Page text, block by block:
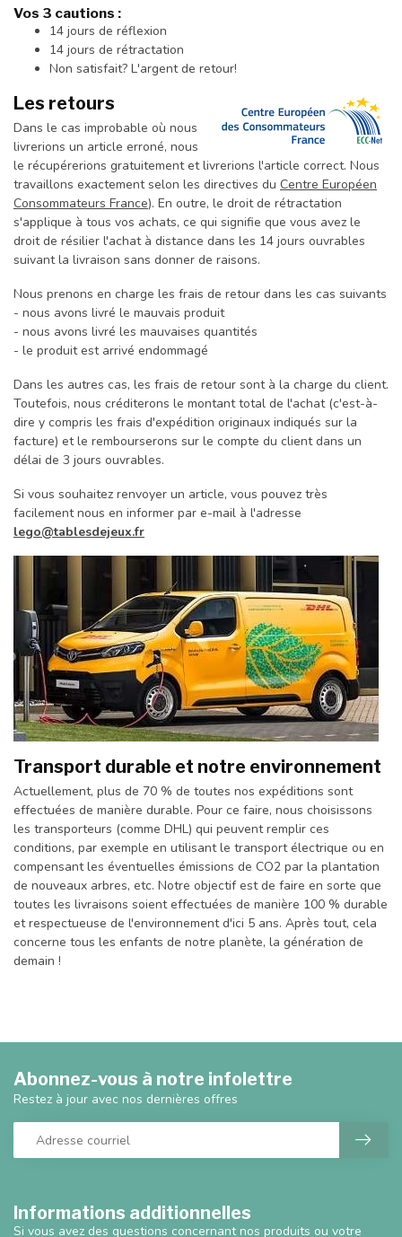
Vos 3 cautions :
14 jours de réflexion
14 jours de rétractation
Non satisfait? L'argent de retour!
Les retours
Dans le cas improbable où nous
livrerions un article erroné, nous
le récupérerions gratuitement et livrerions l'article correct. Nous
travaillons exactement selon les directives du Centre Européen
Consommateurs France). En outre, le droit de rétractation
s'applique à tous vos achats, ce qui signifie que vous avez le
droit de résilier l'achat à distance dans les 14 jours ouvrables
suivant la livraison sans donner de raisons.
Nous prenons en charge les frais de retour dans les cas suivants
- nous avons livré le mauvais produit
- nous avons livré les mauvaises quantités
- le produit est arrivé endommagé
Dans les autres cas, les frais de retour sont à la charge du client.
Toutefois, nous créditerons le montant total de l'achat (c'est-à-
dire y compris les frais d'expédition originaux indiqués sur la
facture) et le rembourserons sur le compte du client dans un
délai de 3 jours ouvrables.
Si vous souhaitez renvoyer un article, vous pouvez très
facilement nous en informer par e-mail à l'adresse
lego@tablesdejeux.fr
Transport durable et notre environnement
Actuellement, plus de 70 % de toutes nos expéditions sont
effectuées de manière durable. Pour ce faire, nous choisissons
les transporteurs (comme DHL) qui peuvent remplir ces
conditions, par exemple en utilisant le transport électrique ou en
compensant les éventuelles émissions de CO2 par la plantation
de nouveaux arbres, etc. Notre objectif est de faire en sorte que
toutes les livraisons soient effectuées de manière 100 % durable
et respectueuse de l'environnement d'ici 5 ans. Après tout, cela
concerne tous les enfants de notre planète, la génération de
demain !
Informations additionnelles
Si vous avez des questions concernant nos produits ou votre
Abonnez-vous à notre infolettre
Restez à jour avec nos dernières offres